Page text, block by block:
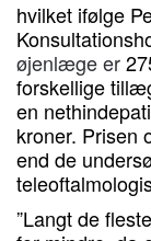
hvilket ifølge
øjenlæge er
forskellige
en
kroner. Prisen
end de
”Langt de